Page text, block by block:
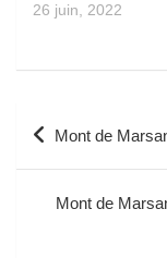
26 juin, 2022
Navigation
Mont de
Mont de